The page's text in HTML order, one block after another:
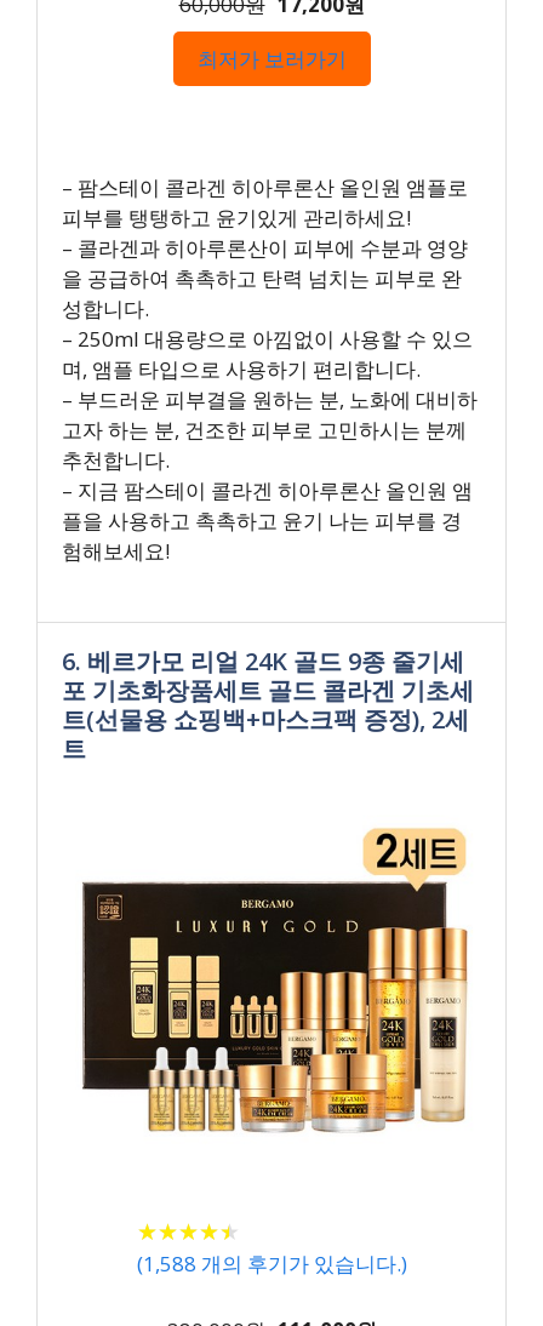
최저가 보러가기
– 팜스테이 콜라겐 히아루론산 올인원 앰플로
피부를 탱탱하고 윤기있게 관리하세요!
– 콜라겐과 히아루론산이 피부에 수분과 영양
을 공급하여 촉촉하고 탄력 넘치는 피부로 완
성합니다.
– 250ml 대용량으로 아낌없이 사용할 수 있으
며, 앰플 타입으로 사용하기 편리합니다.
– 부드러운 피부결을 원하는 분, 노화에 대비하
고자 하는 분, 건조한 피부로 고민하시는 분께
추천합니다.
– 지금 팜스테이 콜라겐 히아루론산 올인원 앰
플을 사용하고 촉촉하고 윤기 나는 피부를 경
험해보세요!
6. 베르가모 리얼 24K 골드 9종 줄기세
포 기초화장품세트 골드 콜라겐 기초세
트(선물용 쇼핑백+마스크팩 증정), 2세
트
★★★★★
★★★★★
(1,588 개의 후기가 있습니다.)